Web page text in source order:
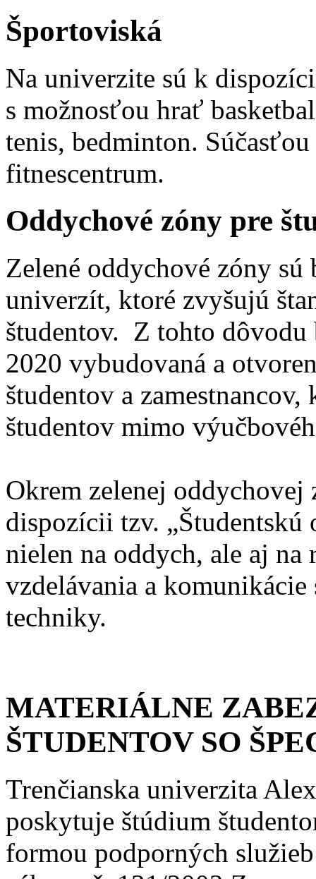
Športoviská
Na univerzite sú k
s možnosťou hrať
tenis, bedminton.
fitnescentrum.
Oddychové zóny pre
Zelené oddychové zóny sú
univerzít, ktoré zvyšujú
študentov. Z tohto
2020 vybudovaná a
študentov a
študentov mimo
Okrem zelenej
dispozícii tzv.
nielen na oddych, ale aj na
vzdelávania a
techniky.
MATERIÁLNE
ŠTUDENTOV SO
Trenčianska univerzita
poskytuje štúdium
formou podporných